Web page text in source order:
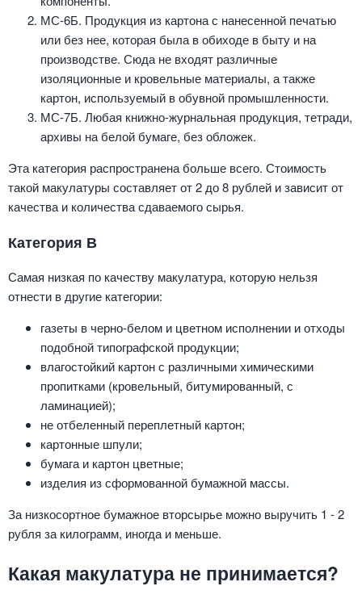
МС-6Б. Продукция из картона с нанесенной печатью
или без нее, которая была в обиходе в быту и на
производстве. Сюда не входят различные
изоляционные и кровельные материалы, а также
картон, используемый в обувной промышленности.
МС-7Б. Любая книжно-журнальная продукция, тетради,
архивы на белой бумаге, без обложек.
Эта категория распространена больше всего. Стоимость
такой макулатуры составляет от 2 до 8 рублей и зависит от
качества и количества сдаваемого сырья.
Категория В
Самая низкая по качеству макулатура, которую нельзя
отнести в другие категории:
газеты в черно-белом и цветном исполнении и отходы
подобной типографской продукции;
влагостойкий картон с различными химическими
пропитками (кровельный, битумированный, с
ламинацией);
не отбеленный переплетный картон;
картонные шпули;
бумага и картон цветные;
изделия из сформованной бумажной массы.
За низкосортное бумажное вторсырье можно выручить 1 - 2
рубля за килограмм, иногда и меньше.
Какая макулатура не принимается?